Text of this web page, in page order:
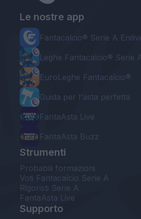
Le nostre app
Fantacalcio® Serie A
Leghe Fantacalcio® Serie
EuroLeghe Fantacalcio®
Guida per l'asta perfetta
FantaAsta Live
FantaAsta Buzz
Strumenti
Probabili formazioni
Voti Fantacalcio Serie A
Rigoristi Serie A
FantaAsta Live
Supporto